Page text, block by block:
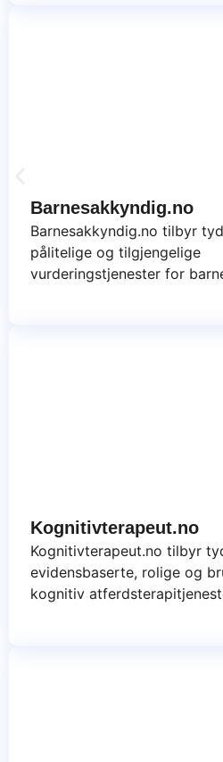
Barnesakkyndig.no
Barnesakkyndig.no tilbyr
pålitelige og tilgjengelige
vurderingstjenester for
Kognitivterapeut.no
Kognitivterapeut.no tilbyr
evidensbaserte, rolige og
kognitiv